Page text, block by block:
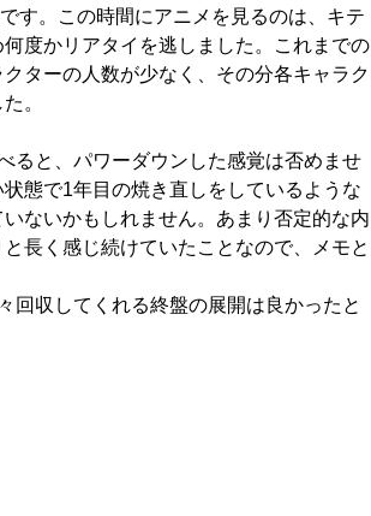
す。この時間にアニメを見るのは、キテ
度かリアタイを逃しました。これまでの
ターの人数が少なく、その分各キャラク
。
ると、パワーダウンした感覚は否めませ
態で1年目の焼き直しをしているような
ないかもしれません。あまり否定的な内
長く感じ続けていたことなので、メモと
回収してくれる終盤の展開は良かったと